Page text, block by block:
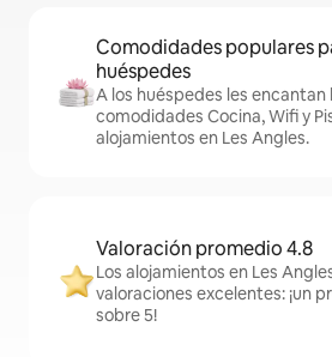
Comodidades populares
huéspedes
A los huéspedes les encantan
comodidades Cocina, Wifi y
alojamientos en Les Angles.
Valoración promedio 4.8
Los alojamientos en Les
valoraciones excelentes: ¡un
sobre 5!